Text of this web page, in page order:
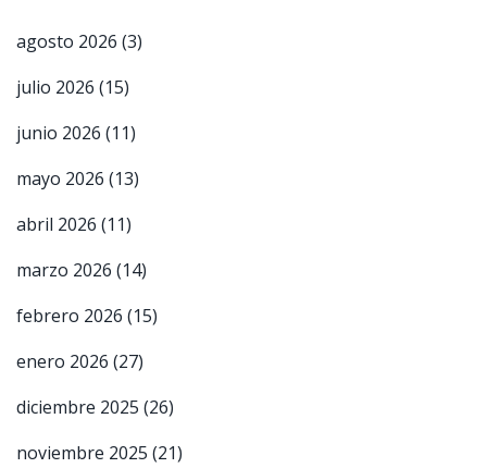
agosto 2026 (3)
julio 2026 (15)
junio 2026 (11)
mayo 2026 (13)
abril 2026 (11)
marzo 2026 (14)
febrero 2026 (15)
enero 2026 (27)
diciembre 2025 (26)
noviembre 2025 (21)